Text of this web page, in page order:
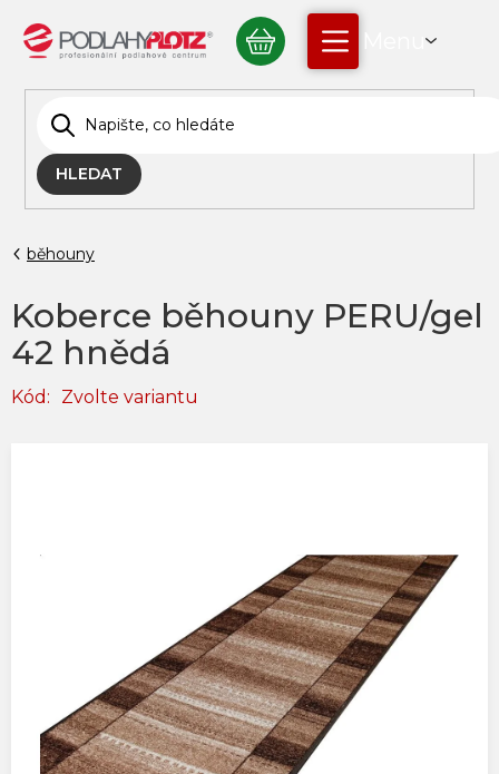
obsah
HLEDAT
NÁKUPNÍ
KOŠÍK
běhouny
Koberce běhouny PERU/gel
42 hnědá
Kód: Zvolte variantu